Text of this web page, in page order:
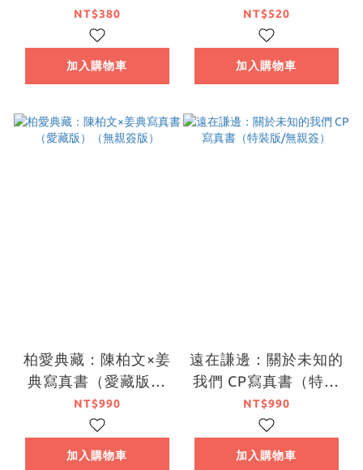
【演員隨機親簽版】
NT$380
加入購物車
NT$520
加入購物車
柏愛典藏：陳柏文×姜
典寫真書（愛藏版）
（無親簽版）
NT$990
加入購物車
遠在謙邊：關於未知的
我們 CP寫真書（特裝
版/無親簽）
NT$990
加入購物車